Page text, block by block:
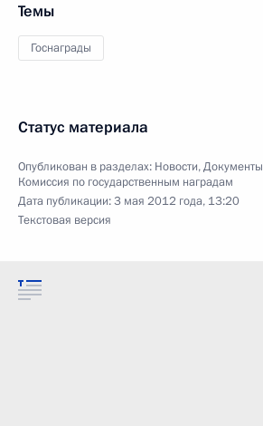
Темы
Госнаграды
Статус материала
Опубликован в разделах: Новости,Документы
Комиссия по государственным наградам
Дата публикации:3 мая 2012 года, 13:20
Текстовая версия